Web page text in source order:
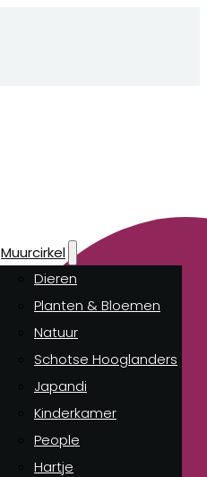
Muurcirkel
Dieren
Planten & Bloemen
Natuur
Schotse Hooglanders
Japandi
Kinderkamer
People
Hartje